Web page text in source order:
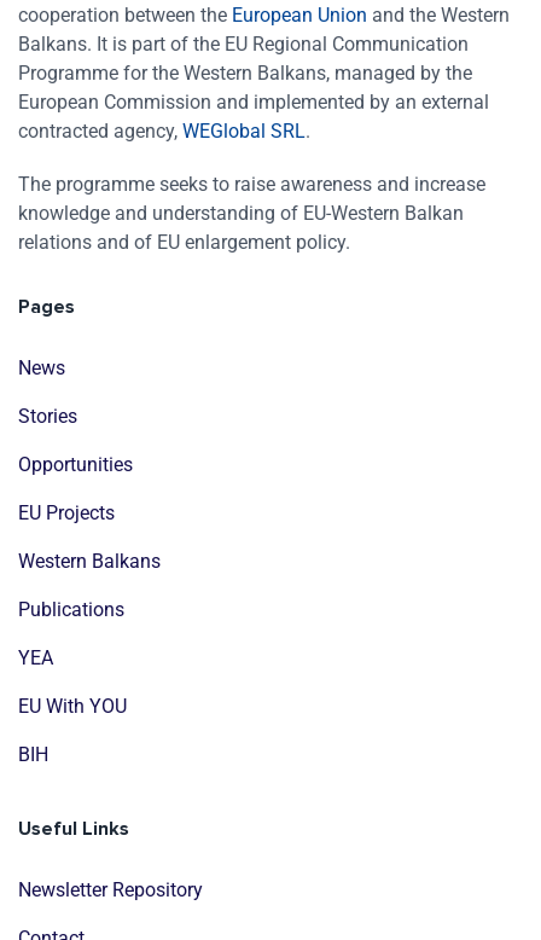
cooperation between the European Union and the Western
Balkans. It is part of the EU Regional Communication
Programme for the Western Balkans, managed by the
European Commission and implemented by an external
contracted agency, WEGlobal SRL.
The programme seeks to raise awareness and increase
knowledge and understanding of EU-Western Balkan
relations and of EU enlargement policy.
Pages
News
Stories
Opportunities
EU Projects
Western Balkans
Publications
YEA
EU With YOU
BIH
Useful Links
Newsletter Repository